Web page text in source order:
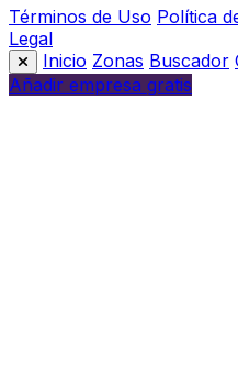
Términos de Uso Política
Legal
Inicio Zonas Buscador
Añadir empresa gratis